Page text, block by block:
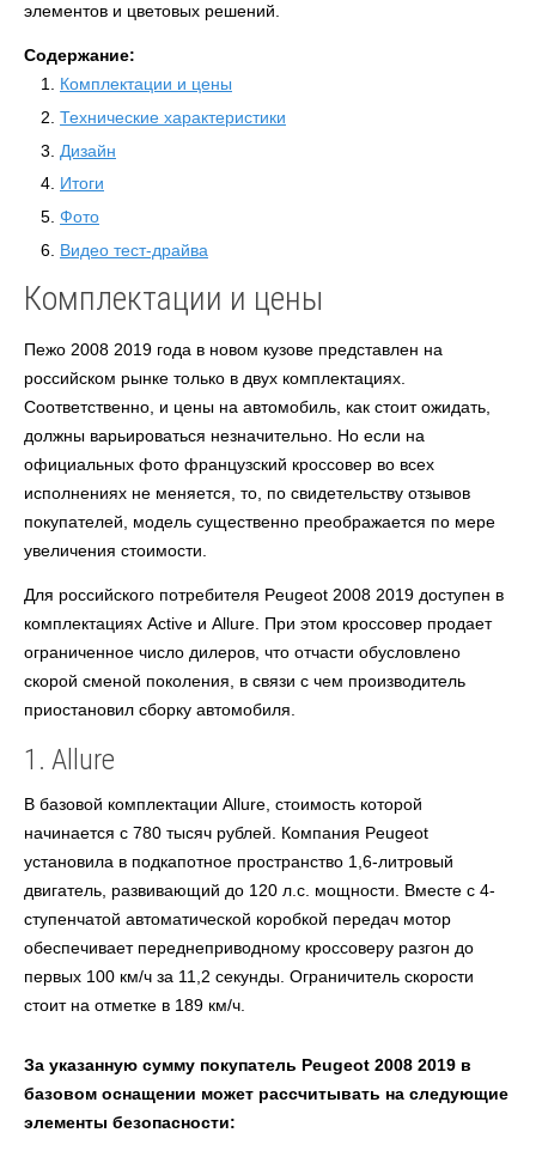
элементов и цветовых решений.
Содержание:
Комплектации и цены
Технические характеристики
Дизайн
Итоги
Фото
Видео тест-драйва
Комплектации и цены
Пежо 2008 2019 года в новом кузове представлен на
российском рынке только в двух комплектациях.
Соответственно, и цены на автомобиль, как стоит ожидать,
должны варьироваться незначительно. Но если на
официальных фото французский кроссовер во всех
исполнениях не меняется, то, по свидетельству отзывов
покупателей, модель существенно преображается по мере
увеличения стоимости.
Для российского потребителя Peugeot 2008 2019 доступен в
комплектациях Active и Allure. При этом кроссовер продает
ограниченное число дилеров, что отчасти обусловлено
скорой сменой поколения, в связи с чем производитель
приостановил сборку автомобиля.
1. Allure
В базовой комплектации Allure, стоимость которой
начинается с 780 тысяч рублей. Компания Peugeot
установила в подкапотное пространство 1,6-литровый
двигатель, развивающий до 120 л.с. мощности. Вместе с 4-
ступенчатой автоматической коробкой передач мотор
обеспечивает переднеприводному кроссоверу разгон до
первых 100 км/ч за 11,2 секунды. Ограничитель скорости
стоит на отметке в 189 км/ч.
За указанную сумму покупатель Peugeot 2008 2019 в
базовом оснащении может рассчитывать на следующие
элементы безопасности: